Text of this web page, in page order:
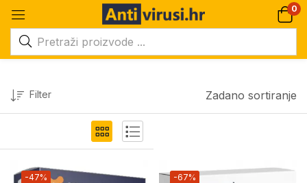
0
Filter Zadano sortiranje
-47% -67%